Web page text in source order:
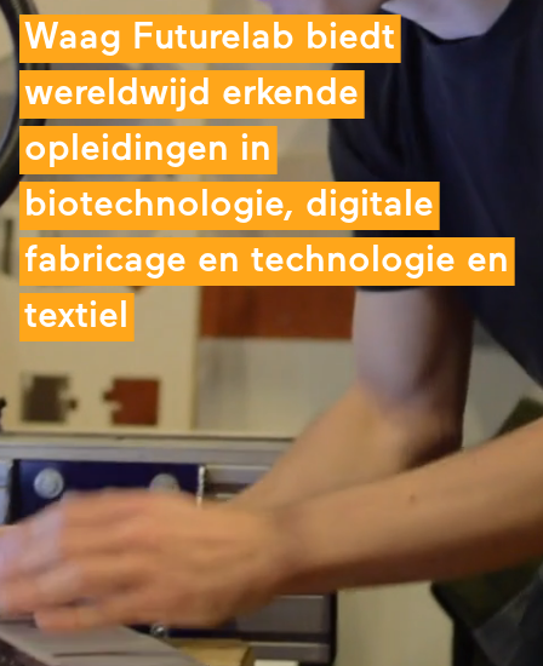
Waag Futurelab biedt
wereldwijd erkende
opleidingen in
biotechnologie, digitale
fabricage en technologie en
textiel